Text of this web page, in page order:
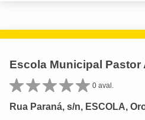
Escola Municipal Pastor
0 aval.
Rua Paraná, s/n, ESCOLA,